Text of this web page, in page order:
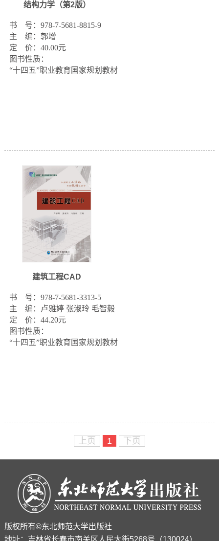
结构力学（第2版）
书    号：978-7-5681-8815-9
主    编：郭增
定    价：40.00元
图书性质：
“十四五”职业教育国家规划教材
建筑工程CAD
书    号：978-7-5681-3313-5
主    编：卢雅婷 张淑玲 毛智毅
定    价：44.20元
图书性质：
“十四五”职业教育国家规划教材
上页 1 下页
版权所有©东北师范大学出版社
地址：吉林省长春市南关区人民大街5268号（130024）